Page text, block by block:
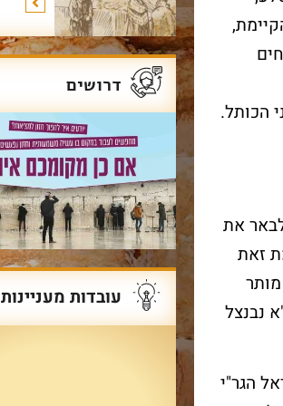
הכותל.
את
זאת
נבנצל
הגר"י
דרושים
עובדות מעניינות